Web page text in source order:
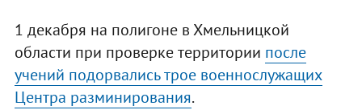
1 декабря на полигоне в Хмельницкой
области при проверке территории после
учений подорвались трое военнослужащих
Центра разминирования.